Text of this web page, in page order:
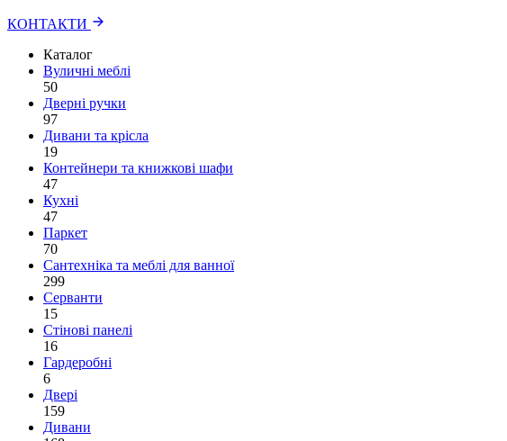
КОНТАКТИ
Каталог
Вуличні меблі
50
Дверні ручки
97
Дивани та крісла
19
Контейнери та книжкові шафи
47
Кухні
47
Паркет
70
Сантехніка та меблі для ванної
299
Серванти
15
Стінові панелі
16
Гардеробні
6
Двері
159
Дивани